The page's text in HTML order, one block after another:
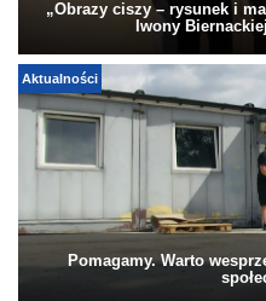
„Obrazy ciszy – rysunek i
Iwony
Aktualności
Pomagamy. Warto